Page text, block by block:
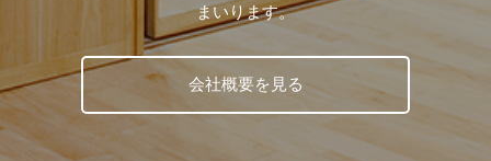
まいります。
会社概要を見る